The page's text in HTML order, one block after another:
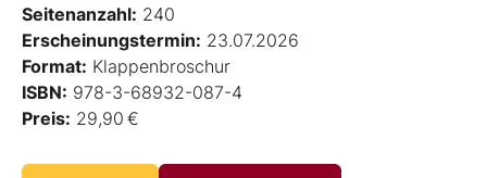
Seitenanzahl: 240
Erscheinungstermin: 23.07.2026
Format: Klappenbroschur
ISBN: 978-3-68932-087-4
Preis: 29,90 €